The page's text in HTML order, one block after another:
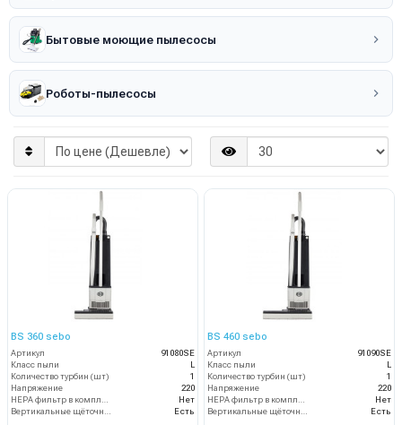
Бытовые моющие пылесосы
Роботы-пылесосы
BS 360 sebo
Артикул
91080SE
Класс пыли
Количество турбин (шт)
1
Напряжение
220
Нет
Есть
BS 460 sebo
Артикул
91090SE
Класс пыли
Количество турбин (шт)
1
Напряжение
220
Нет
Есть